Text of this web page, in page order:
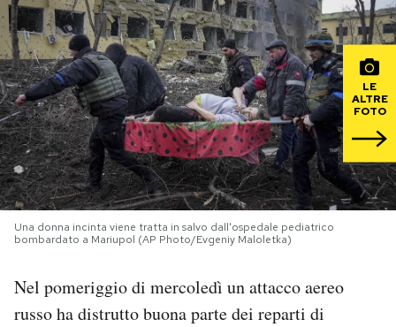
PODCAST
NEWSLETTER
I MIEI PREFERITI
SHOP
CALENDARIO
LE
ALTRE
FOTO
Una donna incinta viene tratta in salvo dall'ospedale pediatrico
bombardato a Mariupol (AP Photo/Evgeniy Maloletka)
Nel pomeriggio di mercoledì un attacco aereo
russo ha distrutto buona parte dei reparti di